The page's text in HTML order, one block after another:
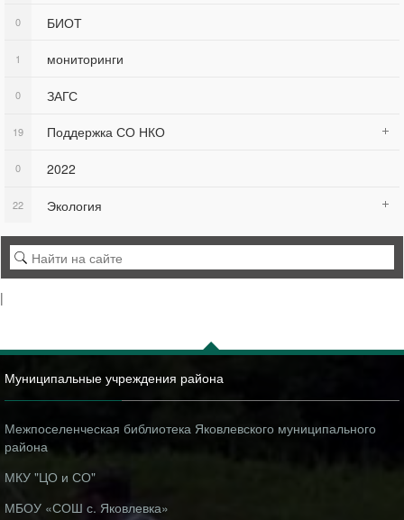
БИОТ
0
мониторинги
1
ЗАГС
0
Поддержка СО НКО
19
2022
0
Экология
22
|
Муниципальные учреждения района
Межпоселенческая библиотека Яковлевского муниципального
района
МКУ "ЦО и СО"
МБОУ «СОШ с. Яковлевка»